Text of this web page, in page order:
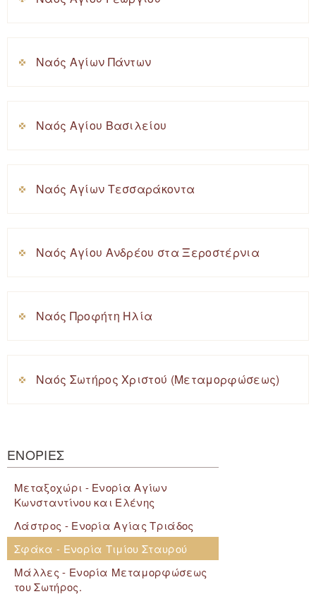
Ναός Αγίων Πάντων
Ναός Αγίου Βασιλείου
Ναός Αγίων Τεσσαράκοντα
Ναός Αγίου Ανδρέου στα Ξεροστέρνια
Ναός Προφήτη Ηλία
Ναός Σωτήρος Χριστού (Μεταμορφώσεως)
ΕΝΟΡΙΕΣ
Μεταξοχώρι - Ενορία Αγίων
Κωνσταντίνου και Ελένης
Λάστρος - Ενορία Αγίας Τριάδος
Σφάκα - Ενορία Τιμίου Σταυρού
Μάλλες - Ενορία Μεταμορφώσεως
του Σωτήρος.